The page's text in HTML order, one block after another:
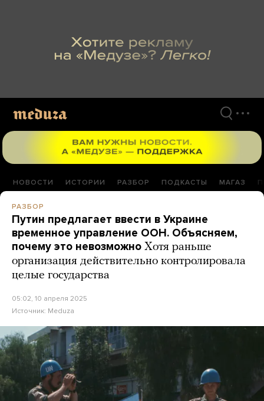
НОВОСТИ ИСТОРИИ РАЗБОР ПОДКАСТЫ МАГАЗ
РАЗБОР
Путин предлагает ввести в Украине
временное управление ООН. Объясняем,
почему это невозможно Хотя раньше
организация действительно контролировала
целые государства
05:02, 10 апреля 2025
Источник: Meduza